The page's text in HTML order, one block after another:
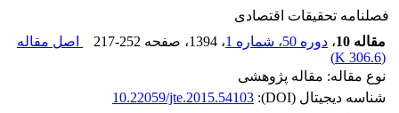
فصلنامه تحقیقات اقتصادی
مقاله 10
، دوره 50، شماره 1 ، 1394 ، صفحه 217-252
اصل مقاله
(
306.6 K
)
نوع مقاله: مقاله پژوهشی
شناسه دیجیتال (DOI):
10.22059/jte.2015.54103